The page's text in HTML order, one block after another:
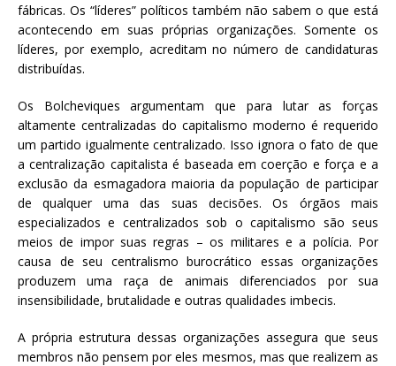
fábricas. Os “líderes” políticos também não sabem o que está
acontecendo em suas próprias organizações. Somente os
líderes, por exemplo, acreditam no número de candidaturas
distribuídas.
Os Bolcheviques argumentam que para lutar as forças
altamente centralizadas do capitalismo moderno é requerido
um partido igualmente centralizado. Isso ignora o fato de que
a centralização capitalista é baseada em coerção e força e a
exclusão da esmagadora maioria da população de participar
de qualquer uma das suas decisões. Os órgãos mais
especializados e centralizados sob o capitalismo são seus
meios de impor suas regras – os militares e a polícia. Por
causa de seu centralismo burocrático essas organizações
produzem uma raça de animais diferenciados por sua
insensibilidade, brutalidade e outras qualidades imbecis.
A própria estrutura dessas organizações assegura que seus
membros não pensem por eles mesmos, mas que realizem as